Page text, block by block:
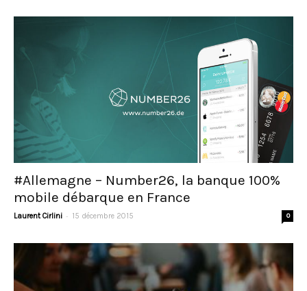
#Allemagne – Number26, la banque 100%
mobile débarque en France
Laurent Cirlini - 15 décembre 2015 0